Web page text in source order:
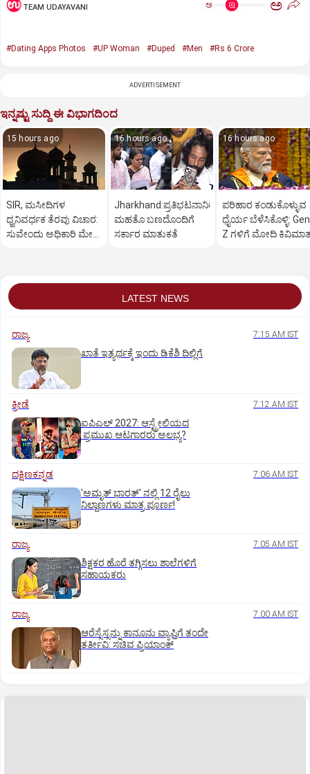
TEAM UDAYAVANI ಅ ಅ
#Dating Apps Photos #UP Woman #Duped #Men #Rs 6 Crore
ADVERTISEMENT
ಇನ್ನಷ್ಟು ಸುದ್ದಿ ಈ ವಿಭಾಗದಿಂದ
15 hours ago
SIR, ಮಸೀದಿಗಳ
ಧ್ವನಿವರ್ಧಕ ತೆರವು ವಿಚಾರ:
ಸುವೇಂದು ಅಧಿಕಾರಿ ಮೇಲೆ
16 hours ago
Jharkhand:ಪ್ರತಿಭಟನಾನಿರತ
ಮಹತೊ ಬಣದೊಂದಿಗೆ
ಸರ್ಕಾರ ಮಾತುಕತೆ
16 hours ago
ಪರಿಹಾರ ಕಂಡುಕೊಳ್ಳುವ
ಧೈರ್ಯ ಬೆಳೆಸಿಕೊಳ್ಳಿ:
Z ಗಳಿಗೆ ಮೋದಿ
LATEST NEWS
ರಾಜ್ಯ 7:15 AM IST
ಖಾತೆ ಇತ್ಯರ್ಥಕ್ಕೆ ಇಂದು ಡಿಕೆಶಿ ದಿಲ್ಲಿಗೆ
ಕ್ರೀಡೆ 7:12 AM IST
ಐಪಿಎಲ್‌ 2027: ಆಸ್ಟ್ರೇಲಿಯದ
ಪ್ರಮುಖ ಆಟಗಾರರು ಅಲಭ್ಯ?
ದಕ್ಷಿಣಕನ್ನಡ 7:06 AM IST
'ಅಮೃತ್‌ ಭಾರತ್‌' ನಲ್ಲಿ 12 ರೈಲು
ನಿಲ್ದಾಣಗಳು ಮಾತ್ರ ಪೂರ್ಣ!
ರಾಜ್ಯ 7:05 AM IST
ಶಿಕ್ಷಕರ ಹೊರೆ ತಗ್ಗಿಸಲು ಶಾಲೆಗಳಿಗೆ
ಸಹಾಯಕರು
ರಾಜ್ಯ 7:00 AM IST
ಆರೆಸ್ಸೆಸ್ಸನ್ನು ಕಾನೂನು ವ್ಯಾಪ್ತಿಗೆ ತಂದೇ
ತರ್ತೀವಿ: ಸಚಿವ ಪ್ರಿಯಾಂಕ್‌